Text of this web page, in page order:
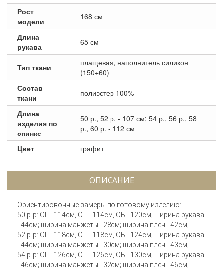
Рост
модели
168 см
Длина
рукава
65 см
Тип ткани
плащевая, наполнитель силикон
(150+60)
Состав
ткани
полиэстер 100%
Длина
изделия по
спинке
50 р., 52 р. - 107 см; 54 р., 56 р., 58
р., 60 р. - 112 см
Цвет графит
ОПИСАНИЕ
Ориентировочные замеры по готовому изделию:
50 р-р: ОГ - 114см, ОТ - 114см, ОБ - 120см; ширина рукава
- 44см; ширина манжеты - 28см; ширина плеч - 42см;
52 р-р: ОГ - 118см, ОТ - 118см, ОБ - 124см; ширина рукава
- 44см; ширина манжеты - 30см; ширина плеч - 43см;
54 р-р: ОГ - 126см, ОТ - 126см, ОБ - 130см; ширина рукава
- 46см; ширина манжеты - 32см; ширина плеч - 46см;